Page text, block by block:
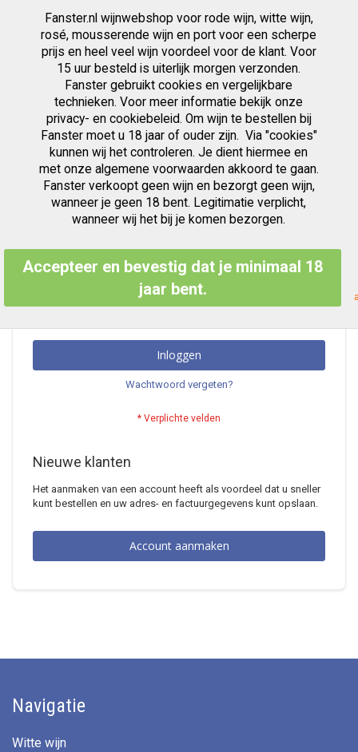
Fanster.nl wijnwebshop voor rode wijn, witte wijn,
rosé, mousserende wijn en port voor een scherpe
prijs en heel veel wijn voordeel voor de klant. Voor
15 uur besteld is uiterlijk morgen verzonden.
Fanster gebruikt cookies en vergelijkbare
technieken. Voor meer informatie bekijk onze
privacy- en cookiebeleid. Om wijn te bestellen bij
Fanster moet u 18 jaar of ouder zijn. Via "cookies"
kunnen wij het controleren. Je dient hiermee en
met onze algemene voorwaarden akkoord te gaan.
Fanster verkoopt geen wijn en bezorgt geen wijn,
wanneer je geen 18 bent. Legitimatie verplicht,
wanneer wij het bij je komen bezorgen.
Accepteer en bevestig dat je minimaal 18
jaar bent.
Zoek
inhoud
Klant Login
Geregistreerde Klanten
Als u een account hebt, meld u dan aan met uw e-mailadres.
E-mailadres
Inloggen
Wachtwoord vergeten?
Nieuwe klanten
Het aanmaken van een account heeft als voordeel dat u sneller
kunt bestellen en uw adres- en factuurgegevens kunt opslaan.
Account aanmaken
Navigatie
Witte wijn